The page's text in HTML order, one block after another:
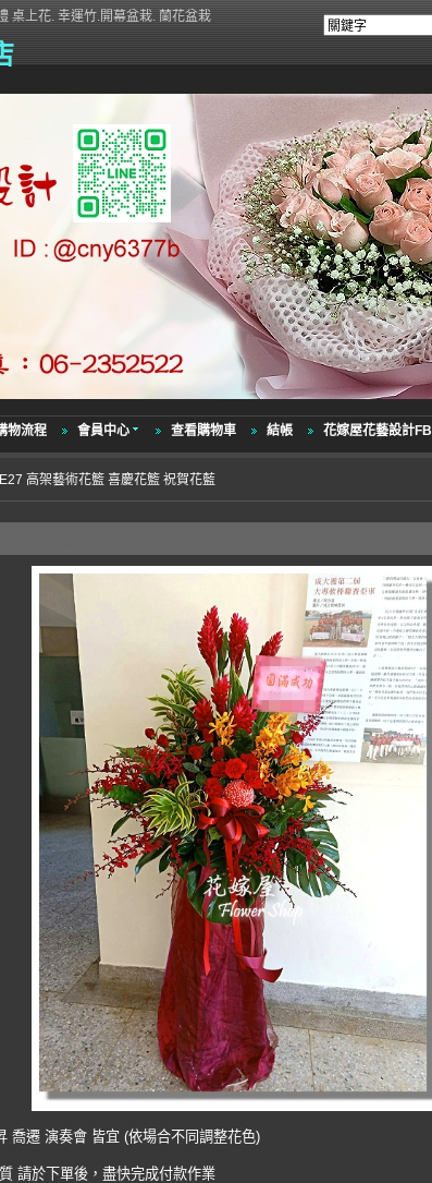
桌上花. 幸運竹.開幕盆栽. 蘭花盆栽
物流程 會員中心 查看購物車 結帳 花嫁屋花藝設計FB
高架藝術花籃 喜慶花籃 祝賀花藍
喬遷 演奏會 皆宜 (依場合不同調整花色)
請於下單後，盡快完成付款作業